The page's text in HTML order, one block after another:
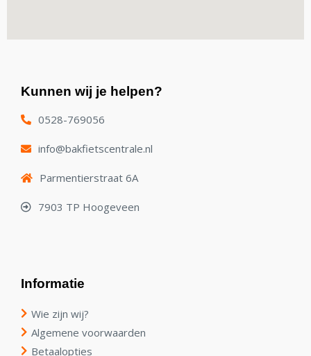
Kunnen wij je helpen?
0528-769056
info@bakfietscentrale.nl
Parmentierstraat 6A
7903 TP Hoogeveen
Informatie
Wie zijn wij?
Algemene voorwaarden
Betaalopties